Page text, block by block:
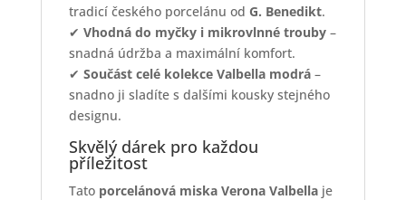
tradicí českého porcelánu od G. Benedikt.
✔ Vhodná do myčky i mikrovlnné trouby–
snadná údržba a maximální komfort.
✔ Součást celé kolekce Valbella modrá–
snadno ji sladíte s dalšími kousky stejného
designu.
Skvělý dárek pro každou
příležitost
Tato porcelánová miska Verona Valbellaje